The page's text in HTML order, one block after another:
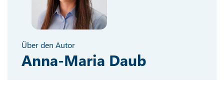
Über den Autor
Anna-Maria Daub